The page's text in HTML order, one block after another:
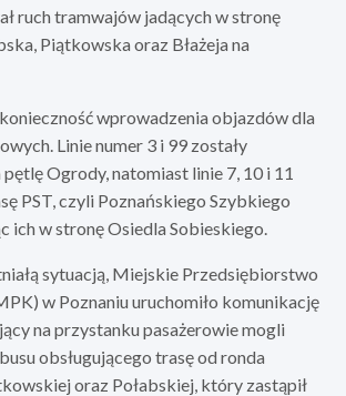
ruch tramwajów jadących w stronę
Piątkowska oraz Błażeja na
wprowadzenia objazdów dla
Linie numer 3 i 99 zostały
Ogrody, natomiast linie 7, 10 i 11
PST, czyli Poznańskiego Szybkiego
ich w stronę Osiedla Sobieskiego.
sytuacją, Miejskie Przedsiębiorstwo
w Poznaniu uruchomiło komunikację
na przystanku pasażerowie mogli
obsługującego trasę od ronda
oraz Połabskiej, który zastąpił